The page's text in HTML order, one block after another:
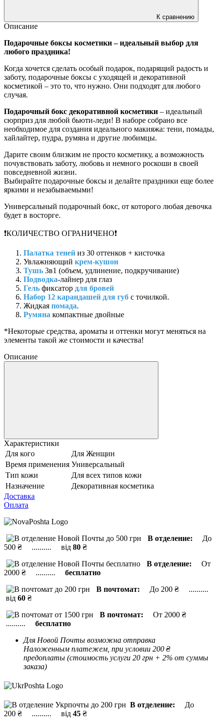
К сравнению
Описание
Подарочные боксы косметики – идеальный выбор для
любого праздника!
Когда хочется сделать особый подарок, подарящий радость и
заботу, подарочные боксы с уходящей и декоративной
косметикой – это то, что нужно. Они подходят для любого
случая.
Подарочный бокс декоративной косметики – идеальный
сюрприз для любой бьюти-леди! В наборе собрано все
необходимое для создания идеального макияжа: тени, помады,
хайлайтер, пудра, румяна и другие любимцы.
Дарите своим близким не просто косметику, а возможность
почувствовать заботу, любовь и немного роскоши в своей
повседневной жизни.
Выбирайте подарочные боксы и делайте праздники еще более
яркими и незабываемыми!
Универсальный подарочный бокс, от которого любая девочка
будет в восторге.
❗КОЛИЧЕСТВО ОГРАНИЧЕНО❗
Палатка теней из 30 оттенков + кисточка
Увлажняющий крем-кушон
Тушь 3в1 (объем, удлинение, подкручивание)
Подводка-лайнер для глаз
Гель фиксатор для бровей
Набор 12 карандашей для губ с точилкой.
Жидкая помада.
Румяна компактные двойные
*Некоторые средства, ароматы и оттенки могут меняться на
элементы такой же стоимости и качества!
Описание
Характеристики
Для кого
Для Женщин
Время применения Универсальный
Тип кожи
Для всех типов кожи
Назначение
Декоративная косметика
Доставка
Оплата
В отделение: До
500 ₴ .......... від 80 ₴
В отделение: От
2000 ₴ .......... бесплатно
В почтомат: До 200 ₴ ..........
від 60 ₴
В почтомат: От 2000 ₴
.......... бесплатно
Для Новой Почты возможна отправка
Наложенным платежем, при условии 200 ₴
предоплаты (стоимость услуги 20 грн + 2% от суммы
заказа)
В отделение: До
200 ₴ .......... від 45 ₴